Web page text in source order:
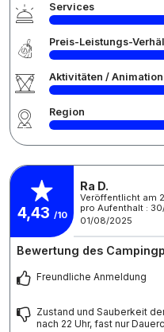
Services
Preis-Leistungs-
Aktivitäten /
Region
4,43 /10
Ra D.
Veröffentlicht am
pro Aufenthalt :
01/08/2025
Bewertung des
Freundliche Anmeldung
Zustand und Sauberkeit
nach 22 Uhr, fast nur